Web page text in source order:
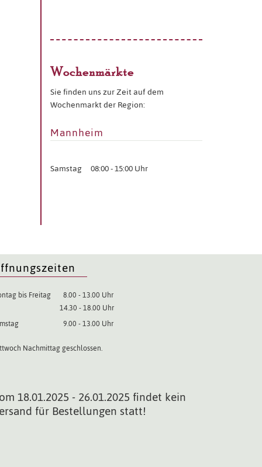
Wochenmärkte
Sie finden uns zur Zeit auf dem
Wochenmarkt der Region:
Mannheim
Samstag 08:00 - 15:00 Uhr
bis Freitag
8.00 - 13.00 Uhr
14.30 - 18.00 Uhr
9.00 - 13.00 Uhr
Nachmittag geschlossen.
18.01.2025 - 26.01.2025 findet kein
für Bestellungen statt!